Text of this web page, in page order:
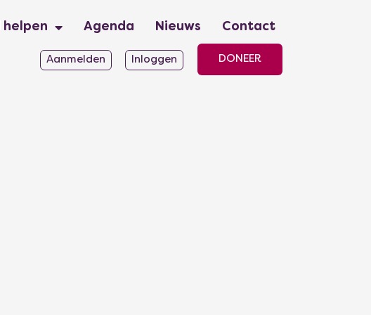
helpen Agenda Nieuws Contact
Aanmelden Inloggen DONEER